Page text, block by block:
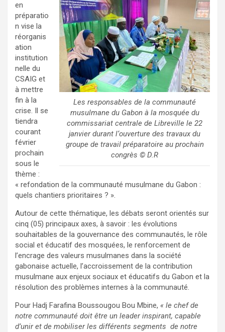
Les responsables de la communauté
musulmane du Gabon à la mosquée du
commissariat centrale de Libreville le 22
janvier durant l‘ouverture des travaux du
groupe de travail préparatoire au prochain
congrès © D.R
en
préparatio
n vise la
réorganis
ation
institution
nelle du
CSAIG et
à mettre
fin à la
crise. Il se
tiendra
courant
février
prochain
sous le
thème :
« refondation de la communauté musulmane du Gabon :
quels chantiers prioritaires ? ».
Autour de cette thématique, les débats seront orientés sur
cinq (05) principaux axes, à savoir : les évolutions
souhaitables de la gouvernance des communautés, le rôle
social et éducatif des mosquées, le renforcement de
l’encrage des valeurs musulmanes dans la société
gabonaise actuelle, l’accroissement de la contribution
musulmane aux enjeux sociaux et éducatifs du Gabon et la
résolution des problèmes internes à la communauté.
Pour Hadj Farafina Boussougou Bou Mbine, « le chef de
notre communauté doit être un leader inspirant, capable
d’unir et de mobiliser les différents segments de notre